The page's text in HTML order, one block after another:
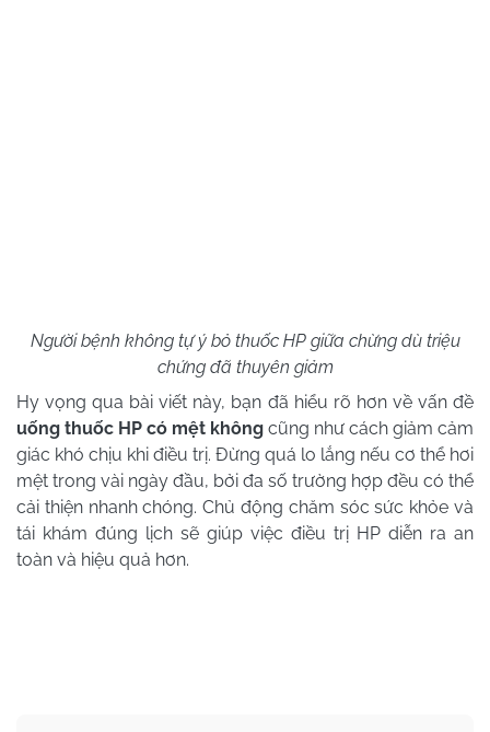
Người bệnh không tự ý bỏ thuốc HP giữa chừng dù triệu
chứng đã thuyên giảm
Hy vọng qua bài viết này, bạn đã hiểu rõ hơn về vấn đề
uống thuốc HP có mệt không cũng như cách giảm cảm
giác khó chịu khi điều trị. Đừng quá lo lắng nếu cơ thể hơi
mệt trong vài ngày đầu, bởi đa số trường hợp đều có thể
cải thiện nhanh chóng. Chủ động chăm sóc sức khỏe và
tái khám đúng lịch sẽ giúp việc điều trị HP diễn ra an
toàn và hiệu quả hơn.